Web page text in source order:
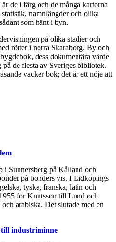
de i färg och de många kartorna
namnlängder och olika
som hänt i byn.
på olika stadier och
rötter i norra Skaraborg. By och
dess dokumentära värde
de flesta av Sveriges bibliotek.
vacker bok; det är ett nöje att
i Sunnersberg på Kålland och
på bönders vis. I Lidköpings
tyska, franska, latin och
for Knutsson till Lund och
arabiska. Det slutade med en
till industriminne